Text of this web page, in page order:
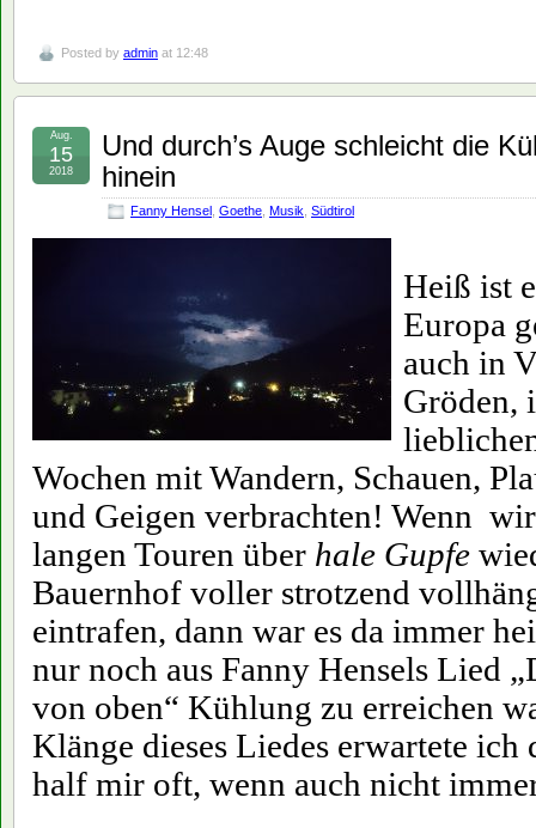
Posted by admin at 12:48
Und durch’s Auge schleicht die
hinein
Fanny Hensel Goethe Musik Südtirol
Aug.
15
2018
Heiß ist
Europa
auch in
Gröden,
Wochen mit Wandern, Schauen,
und Geigen verbrachten! Wenn
langen Touren über hale Gupfe
Bauernhof voller strotzend
eintrafen, dann war es da immer
nur noch aus Fanny Hensels Lied
von oben“ Kühlung zu erreichen
Klänge dieses Liedes erwartete ich
half mir oft, wenn auch nicht